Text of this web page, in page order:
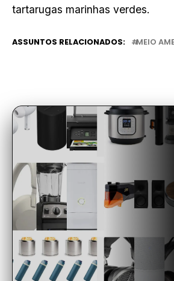
tartarugas marinhas verdes.
ASSUNTOS RELACIONADOS: MEIO